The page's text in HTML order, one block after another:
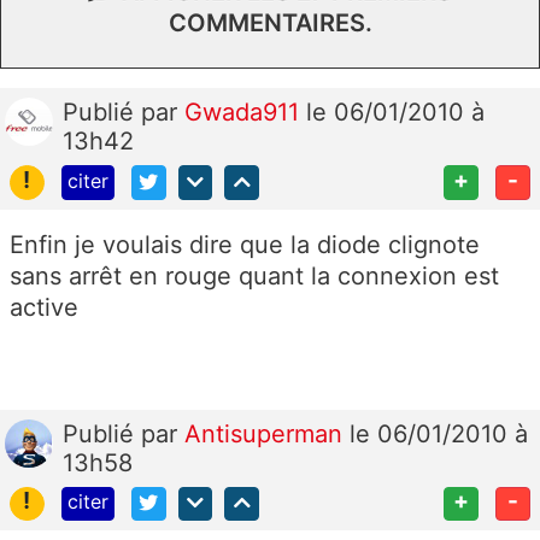
COMMENTAIRES.
Publié par Gwada911 le 06/01/2010 à
13h42
!
citer + -
Enfin je voulais dire que la diode clignote
sans arrêt en rouge quant la connexion est
active
Publié par Antisuperman le 06/01/2010 à
13h58
!
citer + -